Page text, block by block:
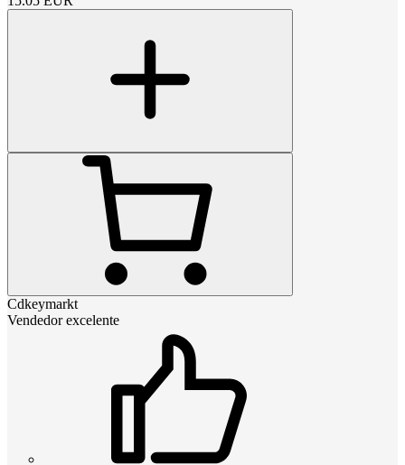
Cdkeymarkt
Vendedor excelente